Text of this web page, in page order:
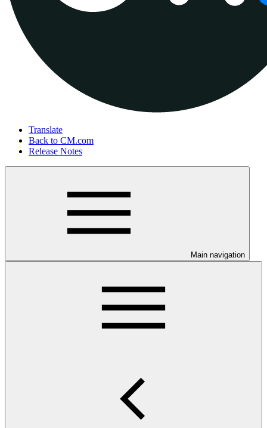
Translate
Back to CM.com
Release Notes
Main navigation